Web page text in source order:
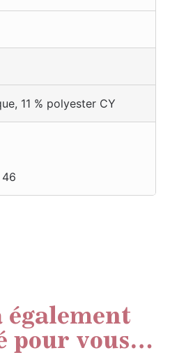
11 % polyester CY
46
également
pour vous…